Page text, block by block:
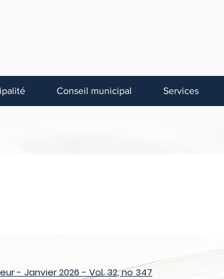
Conseil municipal Services
- Janvier 2026 - Vol. 32, no 347